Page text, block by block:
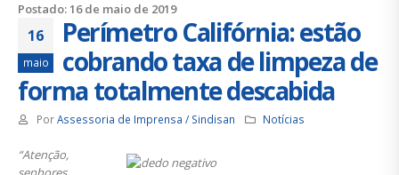
Postado: 16 de maio de 2019
16
maio
Perímetro Califórnia: estão
cobrando taxa de limpeza de
forma totalmente descabida
PorAssessoria de Imprensa / Sindisan Notícias
“Atenção,